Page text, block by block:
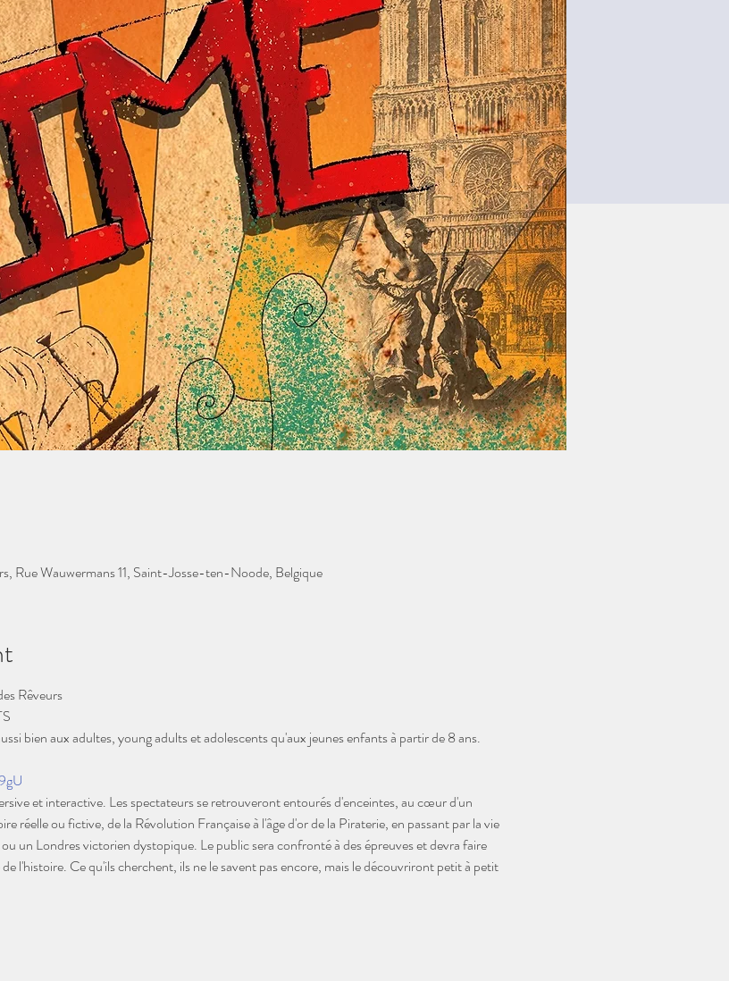
Rue Wauwermans 11, Saint-Josse-ten-Noode, Belgique
Rêveurs
bien aux adultes, young adults et adolescents qu'aux jeunes enfants à partir de 8 ans.
et interactive. Les spectateurs se retrouveront entourés d'enceintes, au cœur d'un
réelle ou fictive, de la Révolution Française à l'âge d'or de la Piraterie, en passant par la vie
un Londres victorien dystopique. Le public sera confronté à des épreuves et devra faire
l'histoire. Ce qu'ils cherchent, ils ne le savent pas encore, mais le découvriront petit à petit